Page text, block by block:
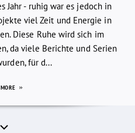
Jahr - ruhig war es jedoch in
viel Zeit und Energie in
Diese Ruhe wird sich im
da viele Berichte und Serien
für d...